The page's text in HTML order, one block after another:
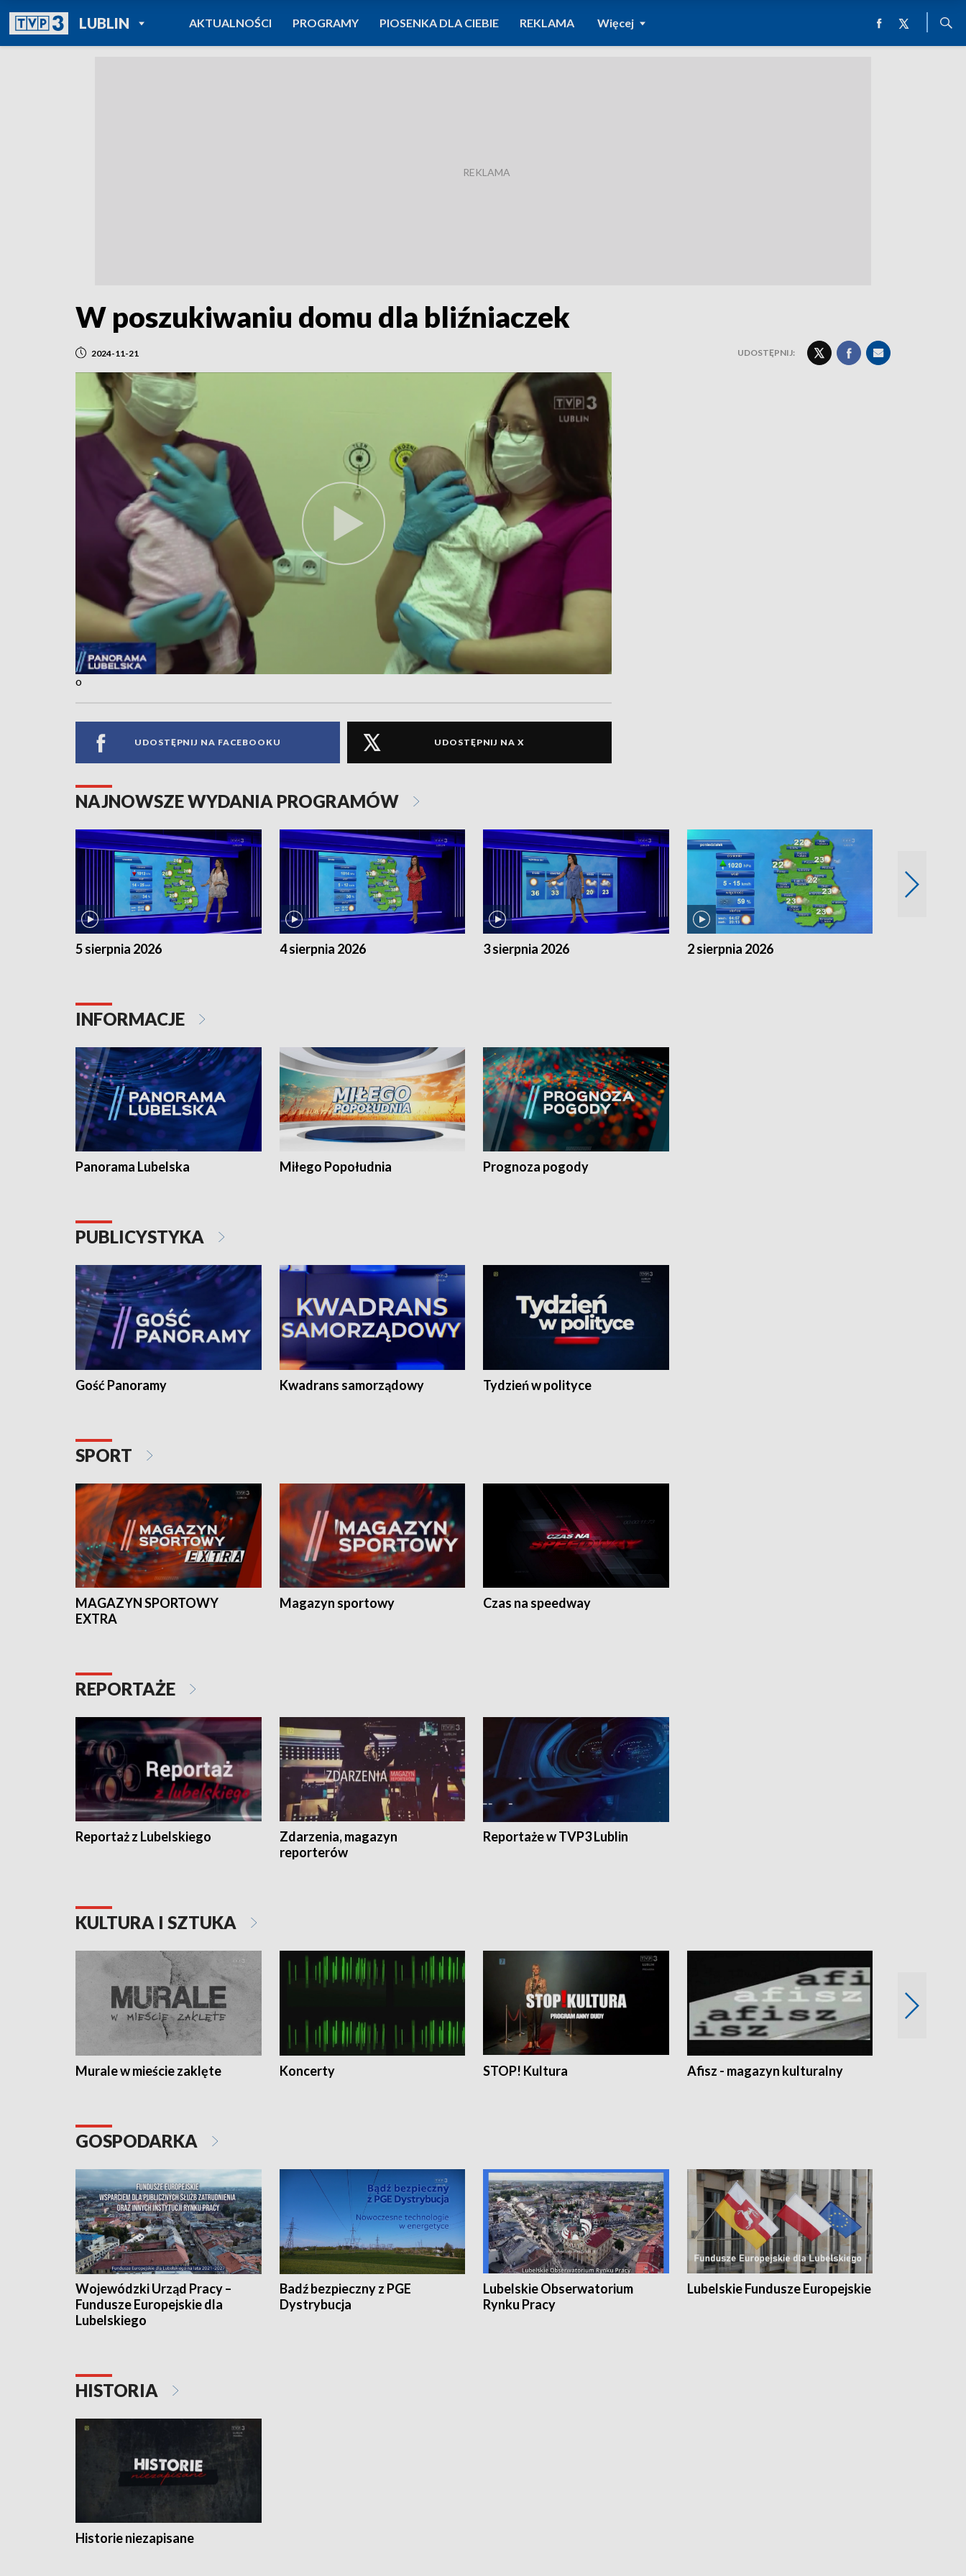
LUBLINPOWRÓT DO
TVP REGIONY
AKTUALNOŚCI PROGRAMY PIOSENKA DLA CIEBIE REKLAMA Więcej
W poszukiwaniu domu dla bliźniaczek
2024-11-21 UDOSTĘPNIJ:
o
UDOSTĘPNIJ NA FACEBOOKU UDOSTĘPNIJ NA X
NAJNOWSZE WYDANIA PROGRAMÓW
5 sierpnia 2026 4 sierpnia 2026 3 sierpnia 2026 2 sierpnia 2026
INFORMACJE
Panorama Lubelska Miłego Popołudnia Prognoza pogody
PUBLICYSTYKA
Gość Panoramy Kwadrans samorządowy Tydzień w polityce
SPORT
MAGAZYN SPORTOWY
EXTRA
Magazyn sportowy Czas na speedway
REPORTAŻE
Reportaż z Lubelskiego
Zdarzenia, magazyn
reporterów
Reportaże w TVP3 Lublin
KULTURA I SZTUKA
Murale w mieście zaklęte Koncerty STOP! Kultura Afisz - magazyn kulturalny
GOSPODARKA
Wojewódzki Urząd Pracy –
Fundusze Europejskie dla
Lubelskiego
Badź bezpieczny z PGE
Dystrybucja
Lubelskie Obserwatorium
Rynku Pracy
Lubelskie Fundusze Europejskie
HISTORIA
Historie niezapisane